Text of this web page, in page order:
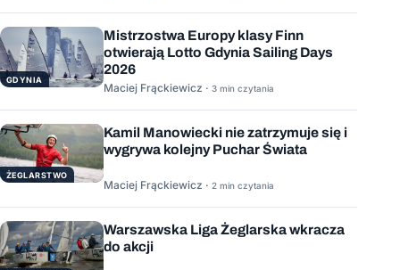
GDYNIA
Mistrzostwa Europy klasy Finn
otwierają Lotto Gdynia Sailing Days
2026
Maciej Frąckiewicz · 3 min czytania
ŻEGLARSTWO
Kamil Manowiecki nie zatrzymuje się i
wygrywa kolejny Puchar Świata
Maciej Frąckiewicz · 2 min czytania
Warszawska Liga Żeglarska wkracza
do akcji